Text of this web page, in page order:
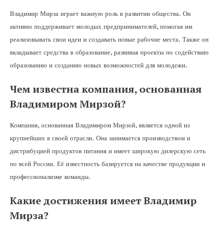
Владимир Мирза играет важную роль в развитии общества. Он
активно поддерживает молодых предпринимателей, помогая им
реализовывать свои идеи и создавать новые рабочие места. Также он
вкладывает средства в образование, развивая проекты по содействию
образованию и созданию новых возможностей для молодежи.
Чем известна компания, основанная
Владимиром Мирзой?
Компания, основанная Владимиром Мирзой, является одной из
крупнейших в своей отрасли. Она занимается производством и
дистрибуцией продуктов питания и имеет широкую дилерскую сеть
по всей России. Её известность базируется на качестве продукции и
профессионализме команды.
Какие достижения имеет Владимир
Мирза?